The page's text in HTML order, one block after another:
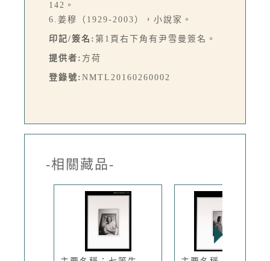
142。
6.姜穆（1929-2003），小說家。
印記/簽名: 第1頁右下角有尹雪曼簽名。
提供者: 方荷
登錄號: NMTL20160260002
-相關藏品-